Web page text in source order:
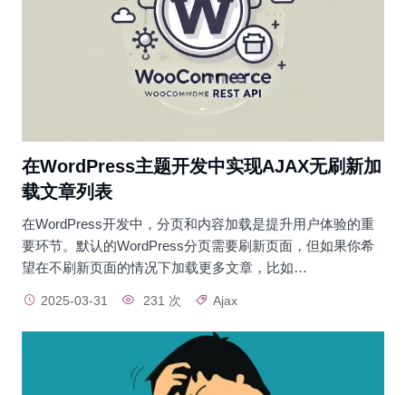
在WordPress主题开发中实现AJAX无刷新加
载文章列表
在WordPress开发中，分页和内容加载是提升用户体验的重
要环节。默认的WordPress分页需要刷新页面，但如果你希
望在不刷新页面的情况下加载更多文章，比如…
2025-03-31 231 次 Ajax